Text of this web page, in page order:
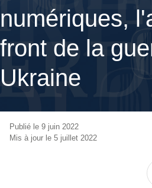
numériques,
front de la
Ukraine
Publié le 9 juin 2022
Mis à jour le 5 juillet 2022